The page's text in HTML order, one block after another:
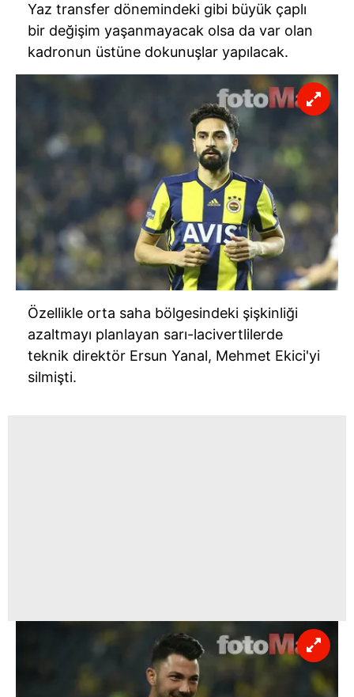
Yaz transfer dönemindeki gibi büyük çaplı
bir değişim yaşanmayacak olsa da var olan
kadronun üstüne dokunuşlar yapılacak.
Özellikle orta saha bölgesindeki şişkinliği
azaltmayı planlayan sarı-lacivertlilerde
teknik direktör Ersun Yanal, Mehmet Ekici'yi
silmişti.